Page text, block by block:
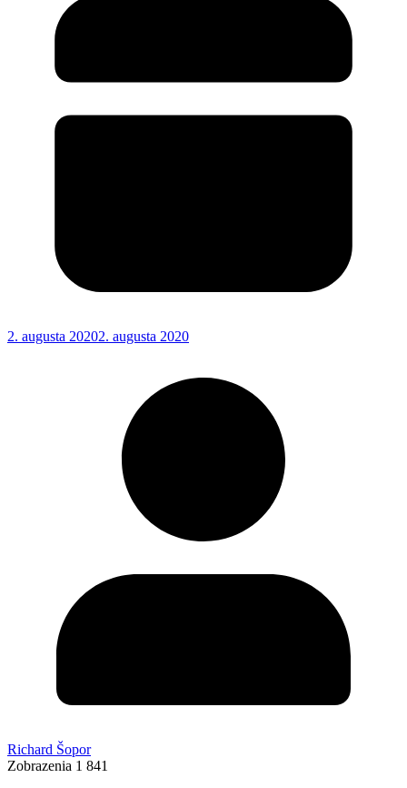
2. augusta 20202. augusta 2020
Richard Šopor
Zobrazenia 1 841